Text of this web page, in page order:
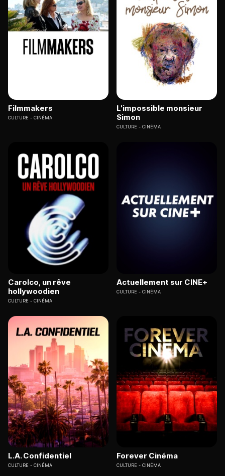
Filmmakers
CULTURE CINÉMA
L'impossible monsieur
Simon
CULTURE CINÉMA
Carolco, un rêve
hollywoodien
CULTURE CINÉMA
Actuellement sur CINE+
CULTURE CINÉMA
L.A. Confidentiel
CULTURE CINÉMA
Forever Cinéma
CULTURE CINÉMA